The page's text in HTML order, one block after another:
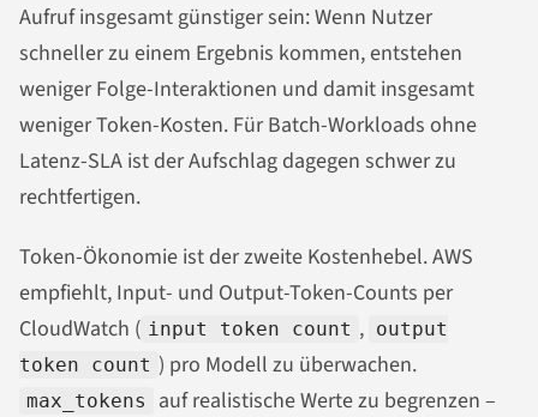
Aufruf insgesamt günstiger sein: Wenn Nutzer
schneller zu einem Ergebnis kommen, entstehen
weniger Folge-Interaktionen und damit insgesamt
weniger Token-Kosten. Für Batch-Workloads ohne
Latenz-SLA ist der Aufschlag dagegen schwer zu
rechtfertigen.
Token-Ökonomie ist der zweite Kostenhebel. AWS
empfiehlt, Input- und Output-Token-Counts per
CloudWatch ( input token count , output
token count ) pro Modell zu überwachen.
max_tokens
auf realistische Werte zu begrenzen –